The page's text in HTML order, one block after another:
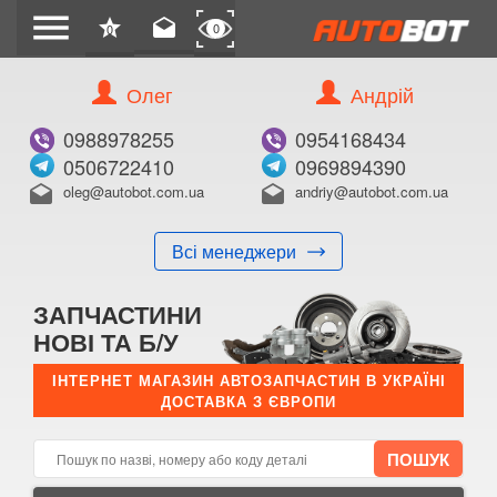
menu star
0 drafts 0
Олег
0988978255
0506722410
drafts oleg@autobot.com.ua
Всі менеджери
Андрій
0954168434
0969894390
drafts andriy@autobot.com.ua
ЗАПЧАСТИНИ
НОВІ ТА Б/У
ІНТЕРНЕТ МАГАЗИН АВТОЗАПЧАСТИН В УКРАЇНІ
ДОСТАВКА З ЄВРОПИ
КУПИТИ
Оригінальний номер:
Примітка:
E-mail:
Телефон: